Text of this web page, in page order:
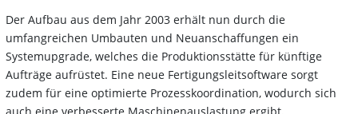
Der Aufbau aus dem Jahr 2003 erhält nun durch die
umfangreichen Umbauten und Neuanschaffungen ein
Systemupgrade, welches die Produktionsstätte für künftige
Aufträge aufrüstet. Eine neue Fertigungsleitsoftware sorgt
zudem für eine optimierte Prozesskoordination, wodurch sich